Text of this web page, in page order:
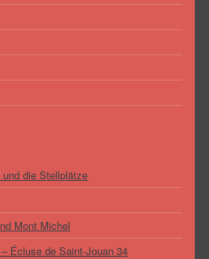
die Stellplätze
Mont Michel
Écluse de Saint-Jouan 34